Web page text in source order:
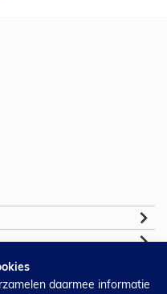
daarmee informatie